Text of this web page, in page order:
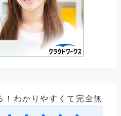
！わかりやすくて完全無